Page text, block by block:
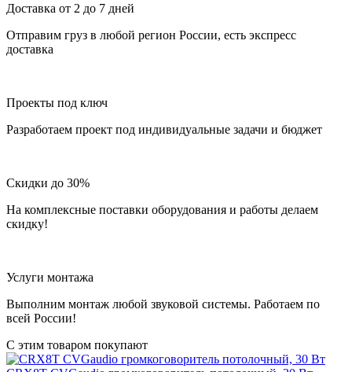
Доставка от 2 до 7 дней
Отправим груз в любой регион России, есть экспресс
доставка
Проекты под ключ
Разработаем проект под индивидуальные задачи и бюджет
Скидки до 30%
На комплексные поставки оборудования и работы делаем
скидку!
Услуги монтажа
Выполним монтаж любой звуковой системы. Работаем по
всей России!
С этим товаром покупают